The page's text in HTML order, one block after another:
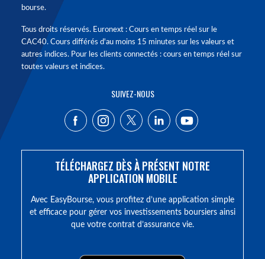
bourse.
Tous droits réservés. Euronext : Cours en temps réel sur le
CAC40. Cours différés d'au moins 15 minutes sur les valeurs et
autres indices. Pour les clients connectés : cours en temps réel sur
toutes valeurs et indices.
SUIVEZ-NOUS
TÉLÉCHARGEZ DÈS À PRÉSENT NOTRE
APPLICATION MOBILE
Avec EasyBourse, vous profitez d’une application simple
et efficace pour gérer vos investissements boursiers ainsi
que votre contrat d’assurance vie.